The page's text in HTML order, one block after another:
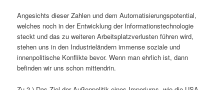
Angesichts dieser Zahlen und dem Automatisierungspotential,
welches noch in der Entwicklung der Informationstechnologie
steckt und das zu weiteren Arbeitsplatzverlusten führen wird,
stehen uns in den Industrieländern immense soziale und
innenpolitische Konflikte bevor. Wenn man ehrlich ist, dann
befinden wir uns schon mittendrin.